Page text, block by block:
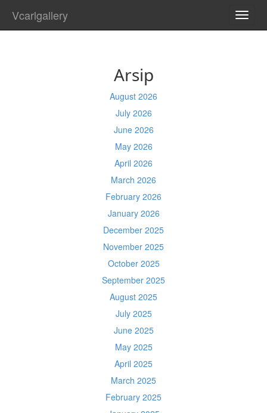
Vcarlgallery
Arsip
August 2026
July 2026
June 2026
May 2026
April 2026
March 2026
February 2026
January 2026
December 2025
November 2025
October 2025
September 2025
August 2025
July 2025
June 2025
May 2025
April 2025
March 2025
February 2025